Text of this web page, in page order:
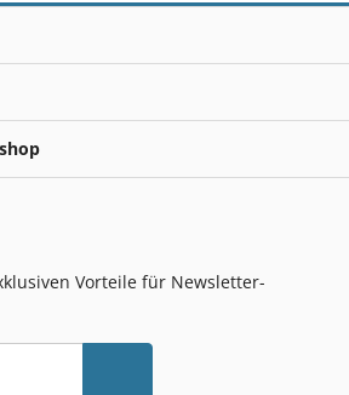
Vorteile für Newsletter-